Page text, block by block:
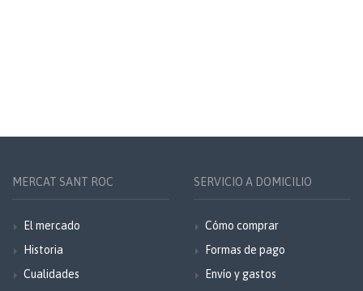
MERCAT SANT ROC
El mercado
Historia
Cualidades
SERVICIO A DOMICILIO
Cómo comprar
Formas de pago
Envío y gastos